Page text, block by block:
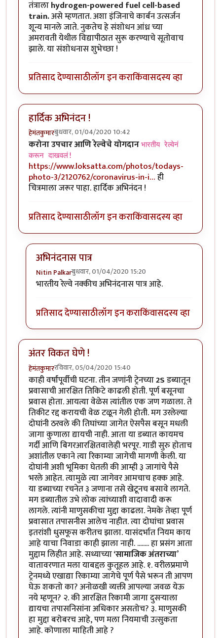
तंत्रालाhydrogen-powered fuel cell-based
train.असे म्हणतात. अशा इंजिनाचे कार्बन उत्सर्जन
शून्य मानले जाते. नुकतेच हे संशोधन आंध्र च्या
अमरावती येथील विद्यापीठात सुरू करण्याचे सूतोवाच
झाले. या संशोधनास शुभेच्छा !
प्रतिसाद देण्यासाठीलॉग इन कराकिंवासदस्य व्हा
हार्दिक अभिनंदन !
हेमंतकुमारबुधवार, 01/04/2020 10:42
करोना उपचार आणि रेल्वेचे योगदान भारतीय रेल्वेनं
करून दाखवलं!
https://www.loksatta.com/photos/todays-
photo-3/2120762/coronavirus-in-i…ही
चित्रमाला जरूर पाहा. हार्दिक अभिनंदन !
प्रतिसाद देण्यासाठीलॉग इन कराकिंवासदस्य व्हा
अभिनंदनास पात्र
Nitin Palkarबुधवार, 01/04/2020 15:20
In reply toहार्दिक अभिनंदन !byहेमंतकुमार
भारतीय रेल्वे नक्कीच अभिनंदनास पात्र आहे.
प्रतिसाद देण्यासाठीलॉग इन कराकिंवासदस्य व्हा
अंतर विकत घेणे !
हेमंतकुमाररविवार, 05/04/2020 15:40
काही वर्षांपूर्वीची घटना. तीन जणांनी ट्रेनच्या2Sडब्यातून
प्रवासाची आरक्षित तिकिटे काढली होती. पूर्ण बसूनचा
प्रवास होता. आयत्या वेळेस त्यांतील एक जण गळाला. ते
तिकीट रद्द करायची वेळ टळून गेली होती. मग उरलेल्या
दोघांनी ठरवले की तिघांच्या जागेत ऐसपैस बसून मधली
जागा कुणाला द्यायची नाही. आता या डब्यात कायमच
गर्दी आणि बिगरआरक्षितवालेही भरपूर. गाडी सुरु होताच
अशांतील एकाने त्या रिकाम्या जागेची मागणी केली. या
दोघांनी अशी भूमिका घेतली की आम्ही ३ जागांचे पैसे
भरले आहेत. त्यामुळे त्या जागेवर आमचाच हक्क आहे.
या डब्याच्या रचनेत ३ जणाना तसे खेटूनच बसावे लागते.
मग डब्यातील उभे लोक त्यांच्याशी वादावादी करू
लागले. त्यांनी माणुसकीचा मुद्दा काढला. नेमके तेव्हा पूर्ण
प्रवासात तपासनीस आलेच नाहीत. त्या दोघांचा प्रवास
इतरांशी धुसफूस करीतच झाला. यासंदर्भात नियम काय
आहे याचा निवाडा काही झाला नाही. ........ हा प्रसंग आता
मुद्दाम लिहीत आहे. सध्याच्या‘सामाजिक अंतराच्या’
वातावरणात मला याबद्दल कुतूहल आहे. १. वरीलप्रमाणे
ट्रेनमध्ये एखाद्या रिकाम्या जागेचे पूर्ण पैसे भरून ती आपण
घेऊ शकतो का? अनोळखी व्यक्ती आपल्या जवळ येऊ
नये म्हणून? २. की आरक्षित रिकामी जागा दुसऱ्याला
द्यायचा तपासनिसांना अधिकार असतोच? ३. माणुसकी
हा मुद्दा बरोबरच आहे, पण मला नियमाची उत्सुकता
आहे. कोणाला माहिती आहे ?